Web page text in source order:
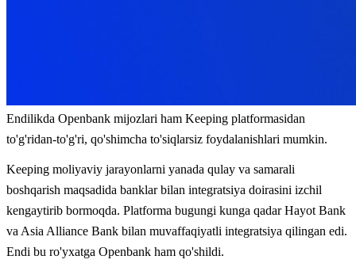
Endilikda Openbank mijozlari ham Keeping platformasidan
to'g'ridan-to'g'ri, qo'shimcha to'siqlarsiz foydalanishlari mumkin.
Keeping moliyaviy jarayonlarni yanada qulay va samarali
boshqarish maqsadida banklar bilan integratsiya doirasini izchil
kengaytirib bormoqda. Platforma bugungi kunga qadar Hayot Bank
va Asia Alliance Bank bilan muvaffaqiyatli integratsiya qilingan edi.
Endi bu ro'yxatga Openbank ham qo'shildi.